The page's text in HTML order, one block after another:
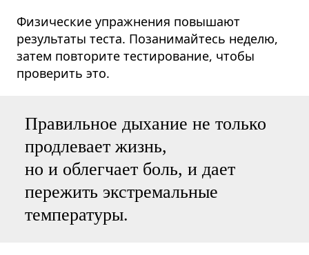
Физические упражнения повышают
результаты теста. Позанимайтесь неделю,
затем повторите тестирование, чтобы
проверить это.
Правильное дыхание не только
продлевает жизнь,
но и облегчает боль, и дает
пережить экстремальные
температуры.